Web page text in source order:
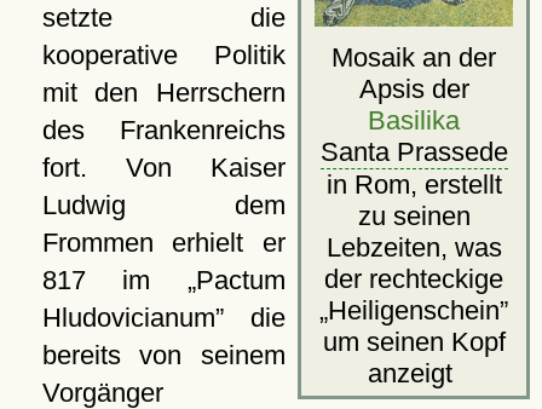
Mosaik an der
Apsis der
Basilika
Santa Prassede
in Rom, erstellt
zu seinen
Lebzeiten, was
der rechteckige
Heiligenschein
um seinen Kopf
anzeigt
setzte die
kooperative Politik
mit den Herrschern
des Frankenreichs
fort. Von Kaiser
Ludwig dem
Frommen erhielt er
817 im
Pactum
Hludovicianum die
bereits von seinem
Vorgänger